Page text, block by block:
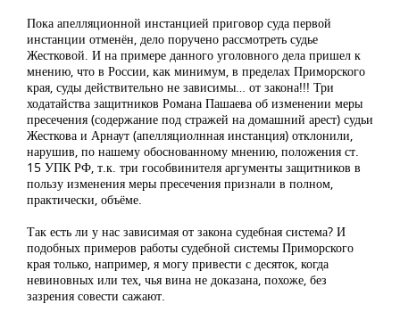
Пока апелляционной инстанцией приговор суда первой
инстанции отменён, дело поручено рассмотреть судье
Жестковой. И на примере данного уголовного дела пришел к
мнению, что в России, как минимум, в пределах Приморского
края, суды действительно не зависимы… от закона!!! Три
ходатайства защитников Романа Пашаева об изменении меры
пресечения (содержание под стражей на домашний арест) судьи
Жесткова и Арнаут (апелляциолнная инстанция) отклонили,
нарушив, по нашему обоснованному мнению, положения ст.
15 УПК РФ, т.к. три гособвинителя аргументы защитников в
пользу изменения меры пресечения признали в полном,
практически, объёме.
Так есть ли у нас зависимая от закона судебная система? И
подобных примеров работы судебной системы Приморского
края только, например, я могу привести с десяток, когда
невиновных или тех, чья вина не доказана, похоже, без
зазрения совести сажают.